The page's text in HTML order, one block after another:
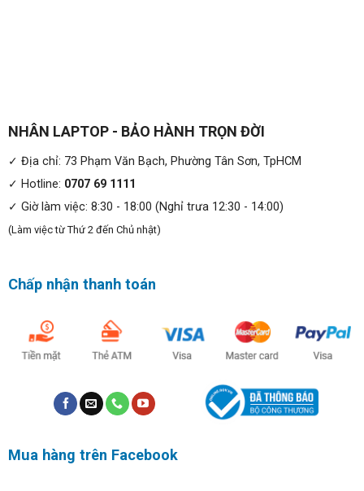
NHÂN LAPTOP - BẢO HÀNH TRỌN ĐỜI
✓ Địa chỉ: 73 Phạm Văn Bạch, Phường Tân Sơn, TpHCM
✓ Hotline: 0707 69 1111
✓ Giờ làm việc: 8:30 - 18:00 (Nghỉ trưa 12:30 - 14:00)
(Làm việc từ Thứ 2 đến Chủ nhật)
Chấp nhận thanh toán
Mua hàng trên Facebook